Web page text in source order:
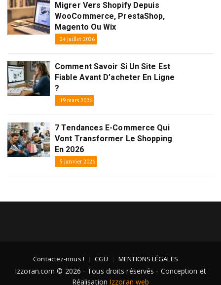
Migrer Vers Shopify Depuis
WooCommerce, PrestaShop,
Magento Ou Wix
24 juillet 2026
Comment Savoir Si Un Site Est
Fiable Avant D’acheter En Ligne
?
19 mars 2026
7 Tendances E-Commerce Qui
Vont Transformer Le Shopping
En 2026
5 janvier 2026
Contactez-nous ! CGU MENTIONS LÉGALES
Izzoran.com © 2026 - Tous droits réservés - Conception et
Réalisation Izzoran web